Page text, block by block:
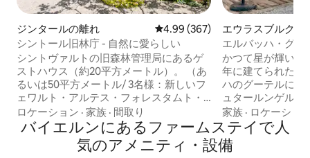
ジンタールの離れ レビュー367件、5つ星中4.99つ
4.99 (367)
シントール旧林庁 - 自然に愛らしい
シントヴァルトの旧森林管理局にあるゲ
ストハウス（約20平方メートル）。 （あ
るいは50平方メートル/ 3名様：新しいフ
ェワルト・アルテス・フォレスタムト・
ジントール） 床暖房、ポケットコアマッ
トレス、その他の心のこもったディテー
ルを備えた高品質の設備。照明、絶対的
な快適な雰囲気を作り出します テラスと
ロケーション · 家族 · 間取り
エウラスブルクの
エルバッハ・グー
ャレー
かつて星が輝いてい
年に建てられた歴
ハのグーテルにあ
ュタールンゲル湖
あります。 デザインの良い別荘として新
たに生まれ変わりました。
ペースで、一緒に
ープン。安定。 最大
家族 · ロケーショ
バイエルンにあるファームステイで人
気のアメニティ・設備